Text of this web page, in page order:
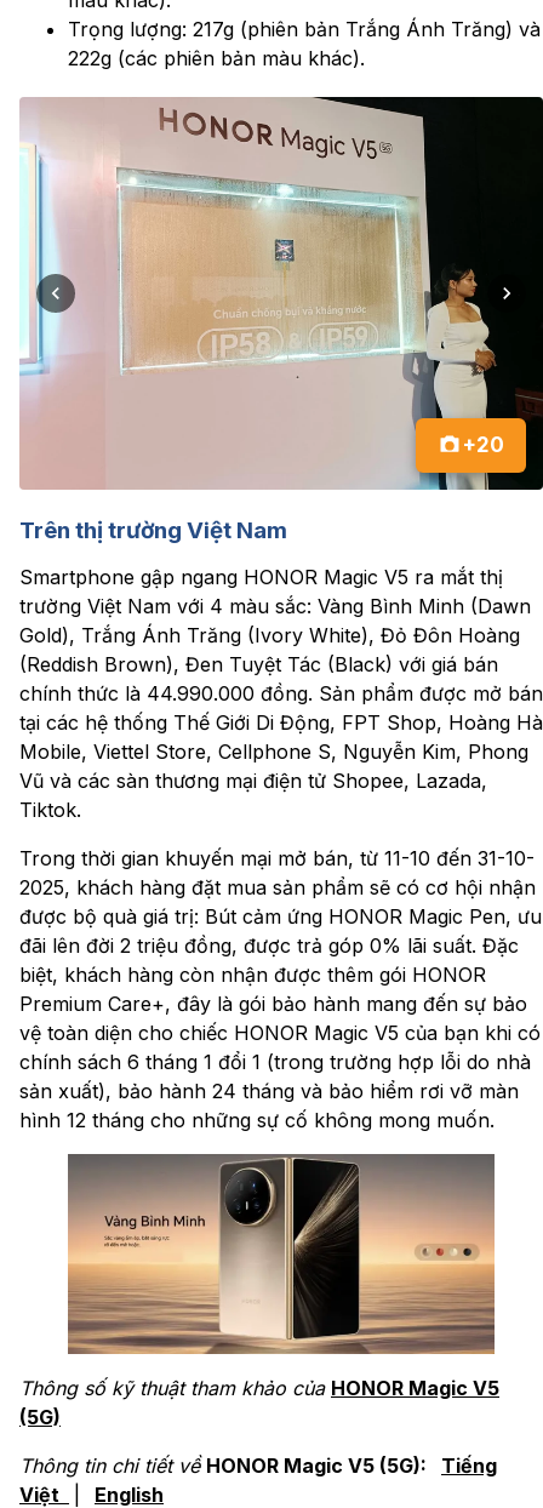
Trọng lượng: 217g (phiên bản Trắng Ánh Trăng) và
222g (các phiên bản màu khác).
+20
Trên thị trường Việt Nam
Smartphone gập ngang HONOR Magic V5 ra mắt thị
trường Việt Nam với 4 màu sắc: Vàng Bình Minh (Dawn
Gold), Trắng Ánh Trăng (Ivory White), Đỏ Đôn Hoàng
(Reddish Brown), Đen Tuyệt Tác (Black) với giá bán
chính thức là 44.990.000 đồng. Sản phẩm được mở bán
tại các hệ thống Thế Giới Di Động, FPT Shop, Hoàng Hà
Mobile, Viettel Store, Cellphone S, Nguyễn Kim, Phong
Vũ và các sàn thương mại điện tử Shopee, Lazada,
Tiktok.
Trong thời gian khuyến mại mở bán, từ 11-10 đến 31-10-
2025, khách hàng đặt mua sản phẩm sẽ có cơ hội nhận
được bộ quà giá trị: Bút cảm ứng HONOR Magic Pen, ưu
đãi lên đời 2 triệu đồng, được trả góp 0% lãi suất. Đặc
biệt, khách hàng còn nhận được thêm gói HONOR
Premium Care+, đây là gói bảo hành mang đến sự bảo
vệ toàn diện cho chiếc HONOR Magic V5 của bạn khi có
chính sách 6 tháng 1 đổi 1 (trong trường hợp lỗi do nhà
sản xuất), bảo hành 24 tháng và bảo hiểm rơi vỡ màn
hình 12 tháng cho những sự cố không mong muốn.
Thông số kỹ thuật tham khảo của HONOR Magic V5
(5G)
Thông tin chi tiết về HONOR Magic V5 (5G): Tiếng
Việt
English